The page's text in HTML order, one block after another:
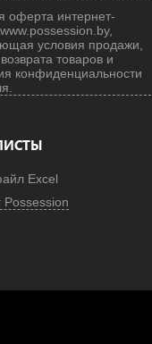
оферта интернет-
условия продажи,
товаров и
конфиденциальности
Excel
Possession